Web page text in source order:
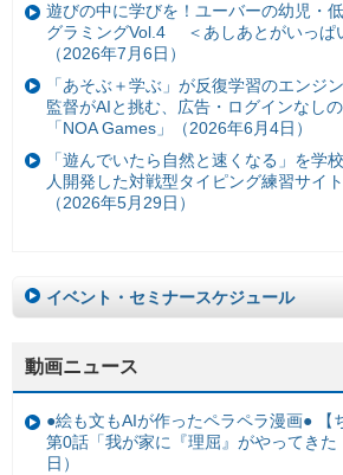
遊びの中に学びを！ユーバーの幼児・
グラミングVol.4 ＜あしあとがいっぱ
（2026年7月6日）
「あそぶ＋学ぶ」が反復学習のエンジ
監督がAIと挑む、広告・ログインなし
「NOA Games」（2026年6月4日）
「遊んでいたら自然と速くなる」を学
人開発した対戦型タイピング練習サイ
（2026年5月29日）
イベント・セミナースケジュール
動画ニュース
●絵も文もAIが作ったペラペラ漫画● 【
第0話「我が家に『理屈』がやってき
日）